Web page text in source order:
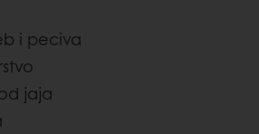
i peciva
jaja